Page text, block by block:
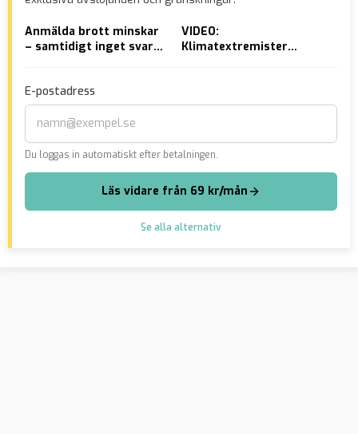
Anmälda brott minskar
– samtidigt inget svar
VIDEO:
Klimatextremister
E-postadress
Du loggas in automatiskt efter betalningen.
Läs vidare från 69 kr/mån
Se alla alternativ